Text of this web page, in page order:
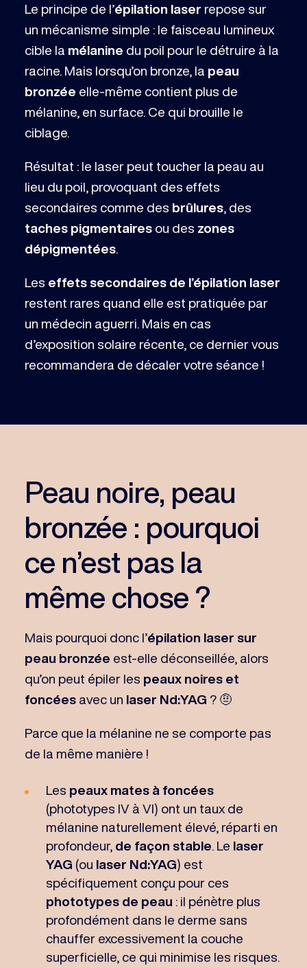
Le principe de l’épilation laser repose sur
un mécanisme simple : le faisceau lumineux
cible la mélanine du poil pour le détruire à la
racine. Mais lorsqu’on bronze, la peau
bronzée elle-même contient plus de
mélanine, en surface. Ce qui brouille le
ciblage.
Résultat : le laser peut toucher la peau au
lieu du poil, provoquant des effets
secondaires comme des brûlures, des
taches pigmentairesou des zones
dépigmentées.
Les effets secondaires de l’épilation laser
restent rares quand elle est pratiquée par
un médecin aguerri. Mais en cas
d’exposition solaire récente, ce dernier vous
recommandera de décaler votre séance !
Peau noire, peau
bronzée : pourquoi
ce n’est pas la
même chose ?
Mais pourquoi donc l’épilation laser sur
peau bronzée est-elle déconseillée, alors
qu’on peut épiler les peaux noires et
foncéesavec un laser Nd:YAG ? 🤨
Parce que la mélanine ne se comporte pas
de la même manière !
Les peaux mates à foncées
(phototypes IV à VI) ont un taux de
mélanine naturellement élevé, réparti en
profondeur, de façon stable . Le laser
YAG (ou laser Nd:YAG) est
spécifiquement conçu pour ces
phototypes de peau : il pénètre plus
profondément dans le derme sans
chauffer excessivement la couche
superficielle, ce qui minimise les risques.